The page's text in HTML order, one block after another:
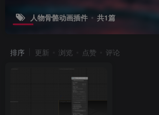
人物骨骼动画插件 共1篇
排序 更新 浏览 点赞 评论